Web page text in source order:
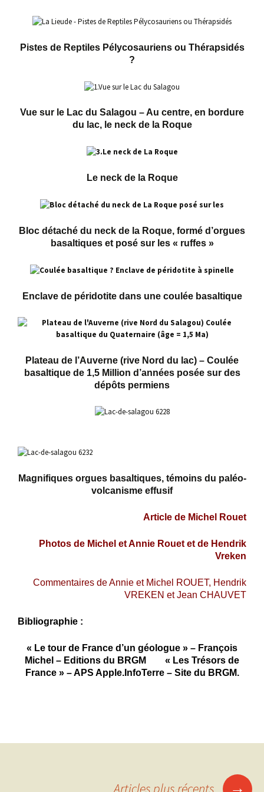
Pistes de Reptiles Pélycosauriens ou Thérapsidés
?
Vue sur le Lac du Salagou – Au centre, en bordure
du lac, le neck de la Roque
Le neck de la Roque
Bloc détaché du neck de la Roque, formé d’orgues
basaltiques et posé sur les « ruffes »
Enclave de péridotite dans une coulée basaltique
Plateau de l’Auverne (rive Nord du lac) – Coulée
basaltique de 1,5 Million d’années posée sur des
dépôts permiens
Magnifiques orgues basaltiques, témoins du paléo-
volcanisme effusif
Article de Michel Rouet
Photos de Michel et Annie Rouet et de Hendrik
Vreken
Commentaires de Annie et Michel ROUET, Hendrik
VREKEN et Jean CHAUVET
Bibliographie :
« Le tour de France d’un géologue » – François
Michel – Editions du BRGM
« Les Trésors de
France » – APS Apple.InfoTerre – Site du BRGM.
Articles plus récents →